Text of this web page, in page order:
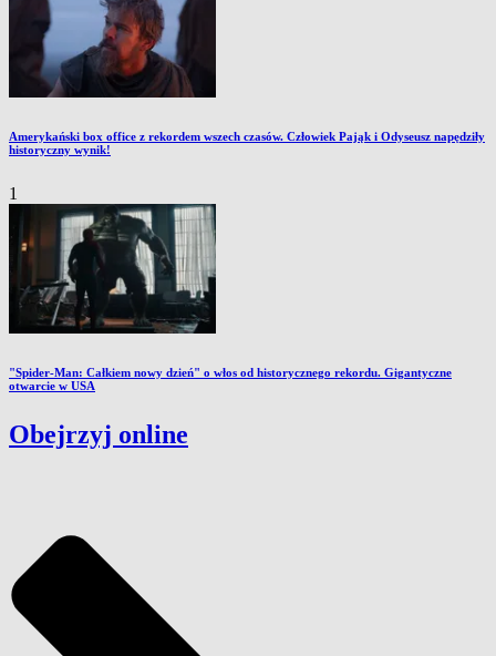
Amerykański box office z rekordem wszech czasów. Człowiek Pająk i Odyseusz napędziły
historyczny wynik!
1
"Spider-Man: Całkiem nowy dzień" o włos od historycznego rekordu. Gigantyczne
otwarcie w USA
Obejrzyj online